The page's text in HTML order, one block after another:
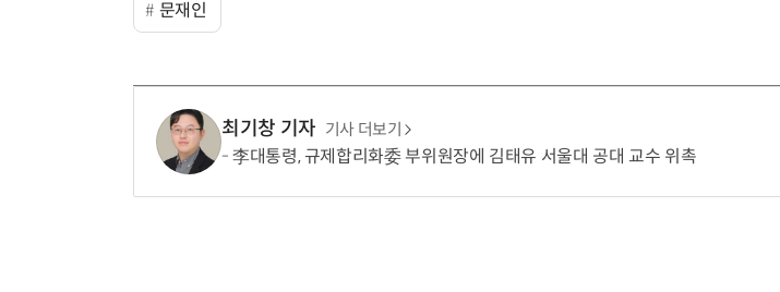
문재인
최기창 기자 기사 더보기
李대통령, 규제합리화委 부위원장에 김태유 서울대 공대 교수 위촉